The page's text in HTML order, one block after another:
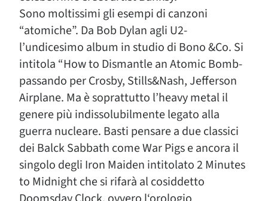
Sono moltissimi gli esempi di canzoni
“atomiche”. Da Bob Dylan agli U2-
l’undicesimo album in studio di Bono &Co. Si
intitola “How to Dismantle an Atomic Bomb-
passando per Crosby, Stills&Nash, Jefferson
Airplane. Ma è soprattutto l’heavy metal il
genere più indissolubilmente legato alla
guerra nucleare. Basti pensare a due classici
dei Balck Sabbath come War Pigs e ancora il
singolo degli Iron Maiden intitolato 2 Minutes
to Midnight che si rifarà al cosiddetto